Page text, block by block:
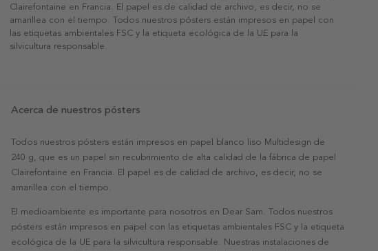
Clairefontaine en Francia. El papel es de calidad de archivo, es decir, no se
amarillea con el tiempo. Todos nuestros pósters están impresos en papel con
las etiquetas ambientales FSC y la etiqueta ecológica de la UE para la
silvicultura responsable.
Acerca de nuestros pósters
Todos nuestros pósters están impresos en papel blanco liso Multidesign de
240 g, que es un papel sin recubrimiento de alta calidad de la fábrica de papel
Clairefontaine en Francia. El papel es de calidad de archivo, es decir, no se
amarillea con el tiempo.
El medioambiente es importante para nosotros en Dear Sam. Todos nuestros
pósters están impresos en papel con las etiquetas ambientales FSC y la etiqueta
ecológica de la UE para la silvicultura responsable. Nuestras instalaciones de